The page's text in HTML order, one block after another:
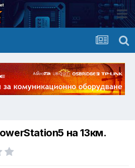
на 13км.